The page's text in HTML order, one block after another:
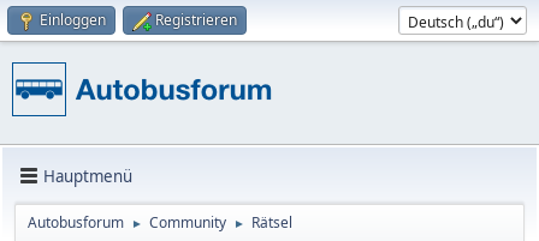
Einloggen Registrieren
Hauptmenü
Autobusforum ► Community ► Rätsel